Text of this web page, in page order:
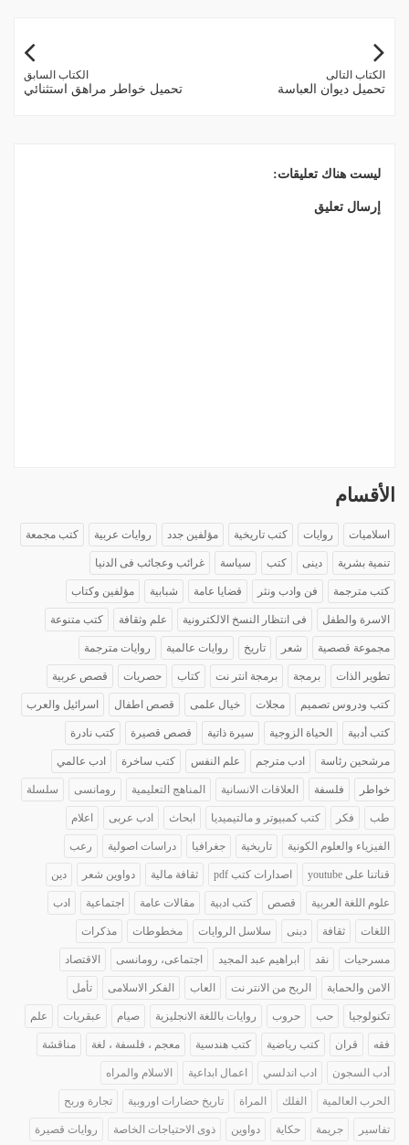
الكتاب السابق
تحميل خواطر مراهق استثنائي
الكتاب التالى
تحميل ديوان العباسة
ليست هناك تعليقات:
إرسال تعليق
الأقسام
اسلاميات روايات كتب تاريخية مؤلفين جدد روايات عربية كتب مجمعة
تنمية بشرية دينى كتب سياسة غرائب وعجائب فى الدنيا
كتب مترجمة فن وادب ونثر قضايا عامة شبابية مؤلفين وكتاب
الاسرة والطفل فى انتظار النسخ الالكترونية علم وثقافة كتب متنوعة
مجموعة قصصية شعر تاريخ روايات عالمية روايات مترجمة
تطوير الذات برمجة برمجة انتر نت كتاب حصريات قصص عربية
كتب ودروس تصميم مجلات خيال علمى قصص اطفال اسرائيل والعرب
كتب أدبية الحياة الزوجية سيرة ذاتية قصص قصيرة كتب نادرة
مرشحين رئاسة ادب مترجم علم النفس كتب ساخرة ادب عالمي
خواطر فلسفة العلاقات الانسانية المناهج التعليمية رومانسى سلسلة
طب فكر كتب كمبيوتر و مالتيميديا ابحاث ادب عربى اعلام
الفيزياء والعلوم الكونية تاريخية جغرافيا دراسات اصولية رعب
قناتنا على youtube اصدارات كتب pdf ثقافة مالية دواوين شعر دين
علوم اللغة العربية قصص كتب ادبية مقالات عامة اجتماعية ادب
اللغات ثقافة دبنى سلاسل الروايات مخطوطات مذكرات
مسرحيات نقد ابراهيم عبد المجيد اجتماعى، رومانسى الاقتصاد
الامن والحماية الربح من الانتر نت العاب الفكر الاسلامى تأمل
تكنولوجيا حب حروب روايات باللغة الانجليزية صيام عبقريات علم
فقه قران كتب رياضية كتب هندسية معجم ، فلسفة ، لغة مناقشة
أدب السجون ادب اندلسي اعمال ابداعية الاسلام والمراه
الحرب العالمية الفلك المراة تاريخ حضارات اوروبية تجارة وربح
تفاسير جريمة حكاية دواوين ذوى الاحتياجات الخاصة روايات قصيرة